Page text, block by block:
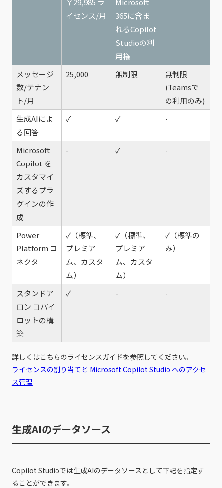
‎￥29,985‎ ‎ラ
イセンス‎/月
Microsoft
365に含ま
れるCopilot
Studioの利
用権
メッセージ
数/テナン
ト/月
25,000 無制限
無制限
(Teamsで
の利用のみ)
生成AIによ
る回答
✓ ✓ -
Microsoft
Copilot を
カスタマイ
ズするプラ
グインの作
成
- ✓ -
Power
Platform コ
ネクタ
✓（標準、
プレミア
ム、カスタ
ム）
✓（標準、
プレミア
ム、カスタ
ム）
✓（標準の
み）
スタンドア
ロン コパイ
ロットの構
築
✓ - -
詳しくはこちらのライセンスガイドを参照してください。
ライセンスの割り当てと Microsoft Copilot Studio へのアクセ
ス管理
生成AIのデータソース
Copilot Studioでは生成AIのデータソースとして下記を指定す
ることができます。